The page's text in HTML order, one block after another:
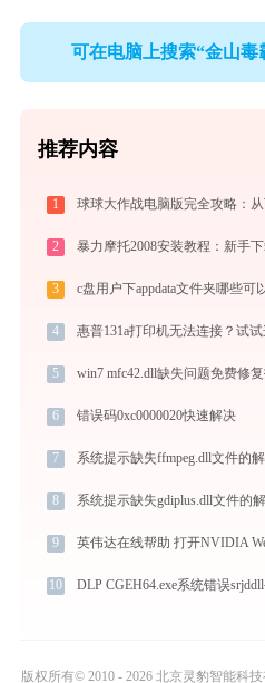
可在电脑上搜索“金山毒
推荐内容
1
2 暴力摩托2008安装教程：新手
3 c盘用户下appdata文件夹哪些可
4 惠普131a打印机无法连接？试
5 win7 mfc42.dll缺失问题免费修
6 错误码0xc0000020快速解决
7 系统提示缺失ffmpeg.dll文件的
8 系统提示缺失gdiplus.dll文件的
9
10 DLP CGEH64.exe系统错误
版权所有© 2010 - 2026 北京灵豹智能科技